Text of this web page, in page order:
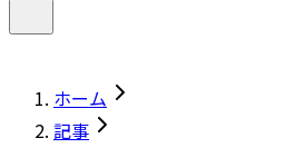
ホーム
記事